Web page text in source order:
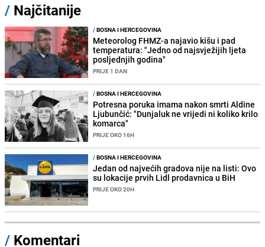
/ Najčitanije
/BOSNA I HERCEGOVINA
Meteorolog FHMZ-a najavio kišu i pad
temperatura: "Jedno od najsvježijih ljeta
posljednjih godina"
PRIJE 1 DAN
/BOSNA I HERCEGOVINA
Potresna poruka imama nakon smrti Aldine
Ljubunčić: "Dunjaluk ne vrijedi ni koliko krilo
komarca"
PRIJE OKO 16H
/BOSNA I HERCEGOVINA
Jedan od najvećih gradova nije na listi: Ovo
su lokacije prvih Lidl prodavnica u BiH
PRIJE OKO 20H
/ Komentari